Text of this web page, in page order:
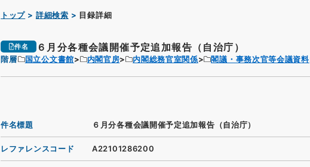
トップ 詳細検索 目録詳細
件名 ６月分各種会議開催予定追加報告（自治庁）
階層 国立公文書館 内閣官房 内閣総務官室関係 閣議・事務次官等会議資料
件名標題 ６月分各種会議開催予定追加報告（自治庁）
レファレンスコード A22101286200